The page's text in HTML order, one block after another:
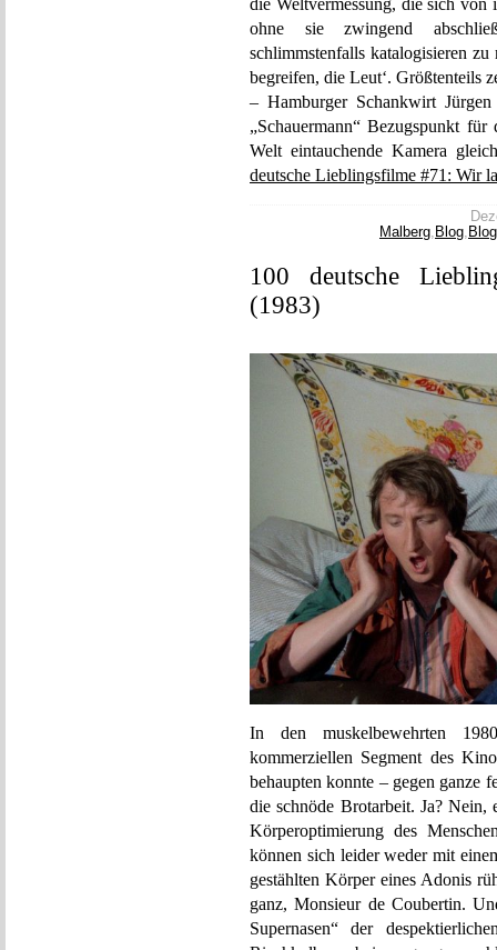
die Weltvermessung, die sich von
ohne sie zwingend
schlimmstenfalls katalogisieren
begreifen, die Leut‘. Größtenteils
– Hamburger Schankwirt
„Schauermann“ Bezugspunkt
Welt eintauchende Kamera
deutsche Lieblingsfilme #71: Wir
Malberg, Blog,
100 deutsche
(1983)
In den muskelbewehrten
kommerziellen Segment des
behaupten konnte – gegen ganze
die schnöde Brotarbeit. Ja? Nein,
Körperoptimierung des
können sich leider weder mit
gestählten Körper eines Adonis
ganz, Monsieur de Coubertin.
Supernasen“ der